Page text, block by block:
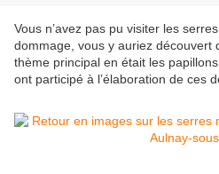
Vous n’avez pas pu visiter les
dommage, vous y auriez découvert
thème principal en était les
ont participé à l’élaboration de ces